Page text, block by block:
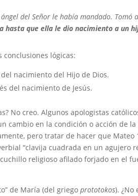
del Señor le había mandado. Tomó
hasta que ella le dio nacimiento a un
conclusiones lógicas:
nacimiento del Hijo de Dios.
del nacimiento de Jesús.
No creo. Algunos apologistas
cambio en la condición o acción de
pero tratar de hacer que Mateo
“clavija cuadrada en un agujero
religioso afilado forjado en el
de María (del griegoprototokos). ¿No